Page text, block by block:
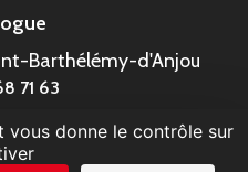
Barthélémy-d'Anjou
71 63
2023
vous donne le contrôle sur